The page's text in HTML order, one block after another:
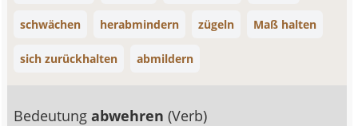
schwächen herabmindern zügeln Maß halten
sich zurückhalten abmildern
Bedeutungabwehren(Verb)